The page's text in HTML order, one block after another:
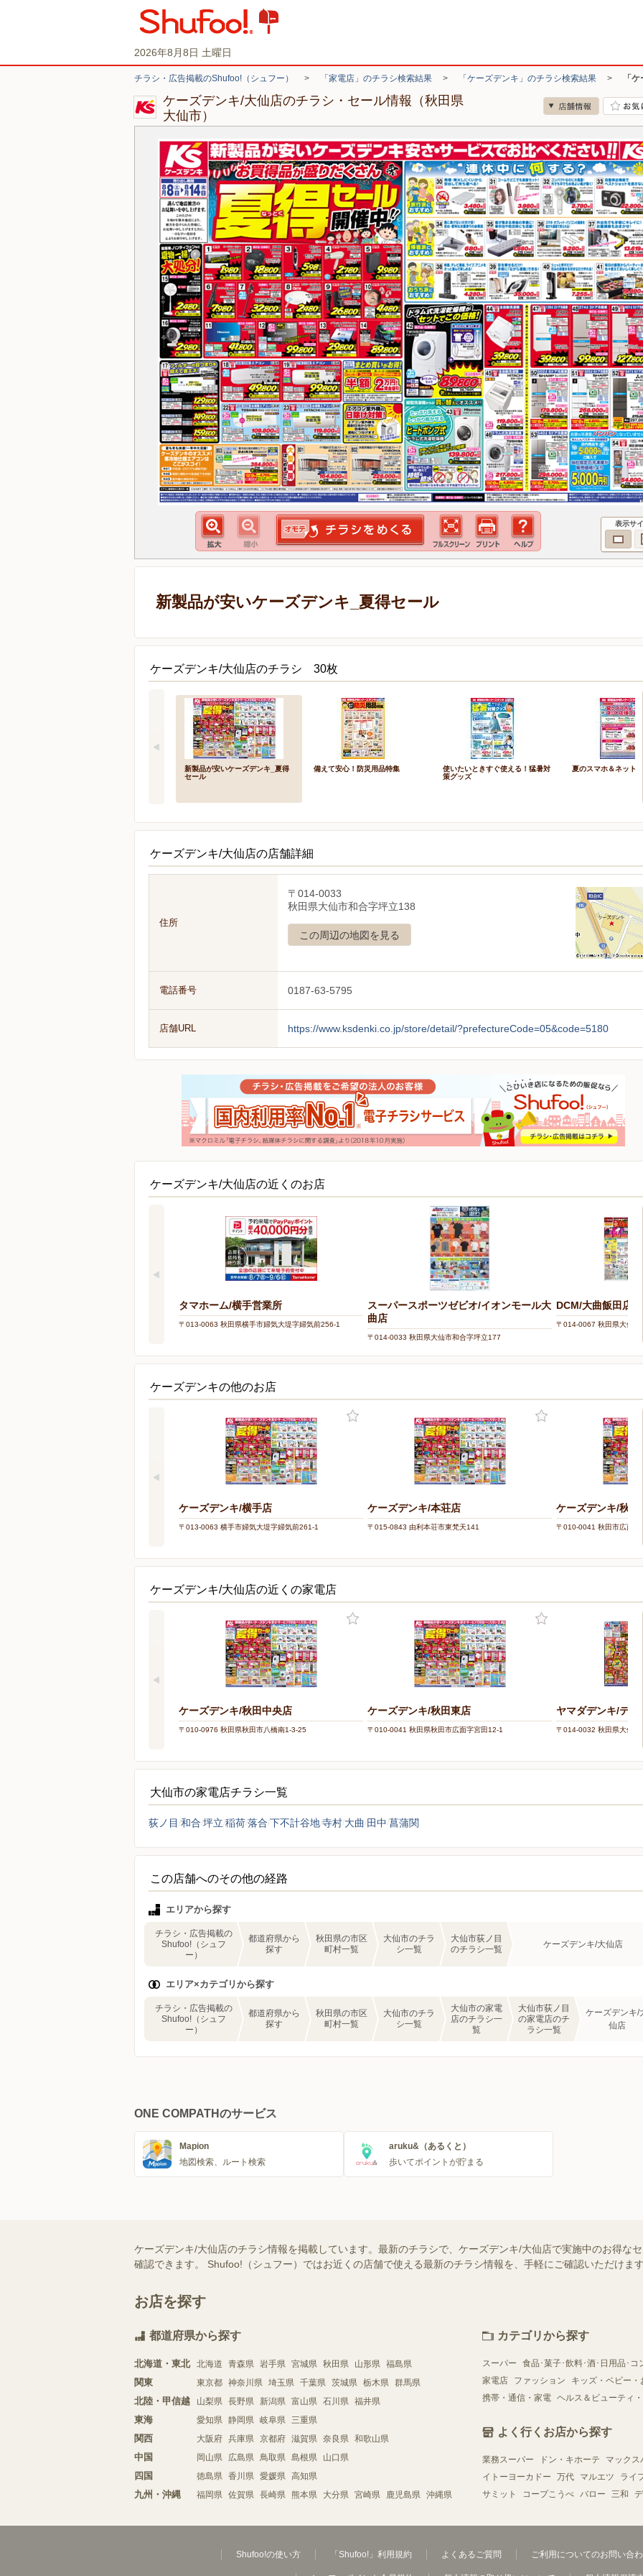
2026年8月8日 土曜日
チラシ・広告掲載のShufoo!（シュフー） > 「家電店」のチラシ検索結果 > 「ケーズデンキ」のチラシ検索結果 > 「
ケーズデンキ/大仙店のチラシ・セール情報（秋田県
大仙市）
表示サ
新製品が安いケーズデンキ_夏得セール
ケーズデンキ/大仙店のチラシ 30枚
新製品が安いケーズデンキ_夏得
セール
備えて安心！防災用品特集
使いたいときすぐ使える！猛暑対
策グッズ
夏のスマホ＆ネット応
ケーズデンキ/大仙店の店舗詳細
住所
〒014-0033
秋田県大仙市和合字坪立138
この周辺の地図を見る
電話番号 0187-63-5795
店舗URL https://www.ksdenki.co.jp/store/detail/?prefectureCode=05&code=5180
ケーズデンキ/大仙店の近くのお店
タマホーム/横手営業所
〒013-0063 秋田県横手市婦気大堤字婦気前256-1
スーパースポーツゼビオ/イオンモール大
曲店
〒014-0033 秋田県大仙市和合字坪立177
DCM/大曲飯田店
〒014-0067 秋田県大仙市
ケーズデンキの他のお店
ケーズデンキ/横手店
〒013-0063 横手市婦気大堤字婦気前261-1
ケーズデンキ/本荘店
〒015-0843 由利本荘市東梵天141
ケーズデンキ/秋田
〒010-0041 秋田市広面字
ケーズデンキ/大仙店の近くの家電店
ケーズデンキ/秋田中央店
〒010-0976 秋田県秋田市八橋南1-3-25
ケーズデンキ/秋田東店
〒010-0041 秋田県秋田市広面字宮田12-1
ヤマダデンキ/テッ
〒014-0032 秋田県大仙市
大仙市の家電店チラシ一覧
荻ノ目 和合 坪立 稲荷落合 下不計谷地寺村 大曲 田中 菖蒲関
この店舗へのその他の経路
エリアから探す
チラシ・広告掲載の
Shufoo!（シュフ
ー）
都道府県から
探す
秋田県の市区
町村一覧
大仙市のチラ
シ一覧
大仙市荻ノ目
のチラシ一覧
ケーズデンキ/大仙店
エリア×カテゴリから探す
チラシ・広告掲載の
Shufoo!（シュフ
ー）
都道府県から
探す
秋田県の市区
町村一覧
大仙市のチラ
シ一覧
大仙市の家電
店のチラシ一
覧
大仙市荻ノ目
の家電店のチ
ラシ一覧
ケーズデンキ/
仙店
ONE COMPATHのサービス
Mapion
地図検索、ルート検索
aruku&（あるくと）
歩いてポイントが貯まる
ケーズデンキ/大仙店のチラシ情報を掲載しています。最新のチラシで、ケーズデンキ/大仙店で実施中のお得な
確認できます。 Shufoo!（シュフー）ではお近くの店舗で使える最新のチラシ情報を、手軽にご確認いただけま
お店を探す
都道府県から探す
北海道・東北 北海道 青森県 岩手県 宮城県 秋田県 山形県 福島県
関東 東京都 神奈川県 埼玉県 千葉県 茨城県 栃木県 群馬県
北陸・甲信越 山梨県 長野県 新潟県 富山県 石川県 福井県
東海 愛知県 静岡県 岐阜県 三重県
関西 大阪府 兵庫県 京都府 滋賀県 奈良県 和歌山県
中国 岡山県 広島県 鳥取県 島根県 山口県
四国 徳島県 香川県 愛媛県 高知県
九州・沖縄 福岡県 佐賀県 長崎県 熊本県 大分県 宮崎県 鹿児島県 沖縄県
カテゴリから探す
スーパー 食品･菓子･飲料･酒･日用品･コ
家電店
ファッション キッズ・ベビー・
携帯・通信・家電 ヘルス＆ビューティ
よく行くお店から探す
業務スーパー ドン・キホーテ マックス
イトーヨーカドー
万代 マルエツ ライ
サミット
コープこうべ バロー 三和
Shufoo!の使い方 「Shufoo!」利用規約 よくあるご質問 ご利用についてのお問い合